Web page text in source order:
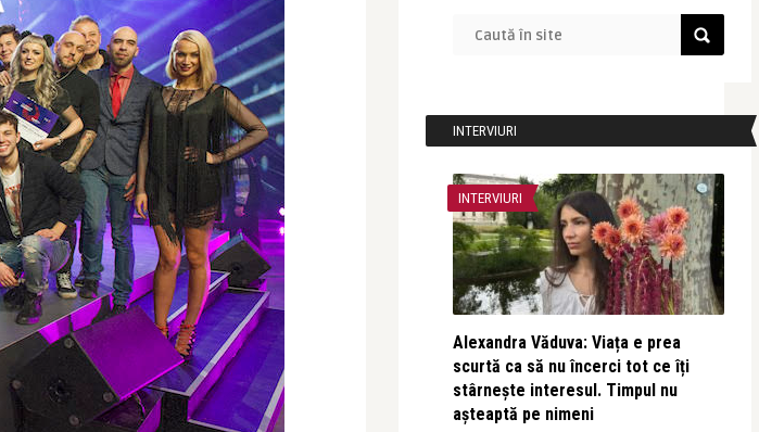
INTERVIURI
INTERVIURI
Alexandra Văduva: Viața e prea
scurtă ca să nu încerci tot ce îți
stârnește interesul. Timpul nu
așteaptă pe nimeni